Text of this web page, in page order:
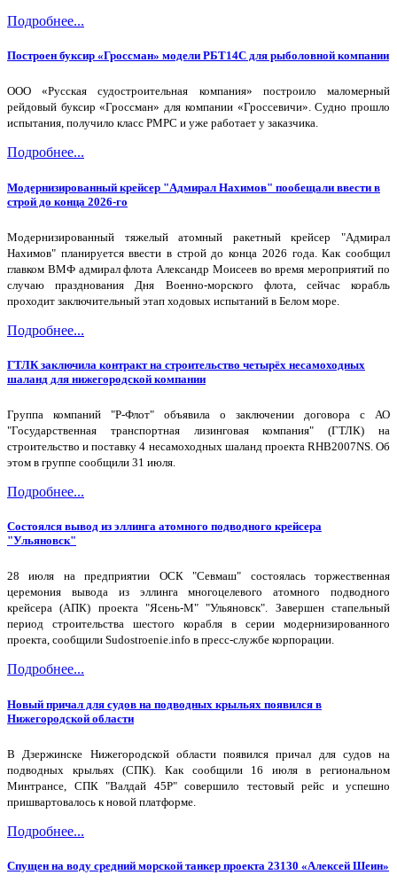
Подробнее...
Построен буксир «Гроссман» модели РБТ14С для рыболовной компании
ООО «Русская судостроительная компания» построило маломерный
рейдовый буксир «Гроссман» для компании «Гроссевичи». Судно прошло
испытания, получило класс РМРС и уже работает у заказчика.
Подробнее...
Модернизированный крейсер "Адмирал Нахимов" пообещали ввести в
строй до конца 2026-го
Модернизированный тяжелый атомный ракетный крейсер "Адмирал
Нахимов" планируется ввести в строй до конца 2026 года. Как сообщил
главком ВМФ адмирал флота Александр Моисеев во время мероприятий по
случаю празднования Дня Военно-морского флота, сейчас корабль
проходит заключительный этап ходовых испытаний в Белом море.
Подробнее...
ГТЛК заключила контракт на строительство четырёх несамоходных
шаланд для нижегородской компании
Группа компаний "Р-Флот" объявила о заключении договора с АО
"Государственная транспортная лизинговая компания" (ГТЛК) на
строительство и поставку 4 несамоходных шаланд проекта RHB2007NS. Об
этом в группе сообщили 31 июля.
Подробнее...
Состоялся вывод из эллинга атомного подводного крейсера
"Ульяновск"
28 июля на предприятии ОСК "Севмаш" состоялась торжественная
церемония вывода из эллинга многоцелевого атомного подводного
крейсера (АПК) проекта "Ясень-М" "Ульяновск". Завершен стапельный
период строительства шестого корабля в серии модернизированного
проекта, сообщили Sudostroenie.info в пресс-службе корпорации.
Подробнее...
Новый причал для судов на подводных крыльях появился в
Нижегородской области
В Дзержинске Нижегородской области появился причал для судов на
подводных крыльях (СПК). Как сообщили 16 июля в региональном
Минтрансе, СПК "Валдай 45Р" совершило тестовый рейс и успешно
пришвартовалось к новой платформе.
Подробнее...
Спущен на воду средний морской танкер проекта 23130 «Алексей Шеин»